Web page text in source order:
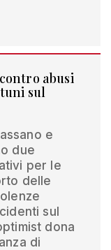
abusi
sul
e
due
per le
delle
sul
dona
di